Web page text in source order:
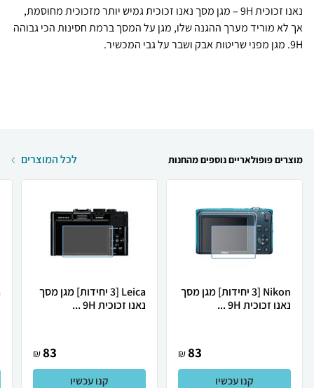
נאנו זכוכית 9H – מגן מסך נאנו זכוכית גמיש יותר מזכוכית מחוסמת,
אך לא מוריד מערך ההגנה שלו, מגן על המסך ברמת חסינות הכי גבוהה
9H. מגן מפני שריטות אבק ושבר על גבי המכשיר.
מוצרים פופולאריים נוספים מהחנות לכל המוצרים
Nikon [3 יחידות] מגן מסך
נאנו זכוכית 9H ...
83
₪
קנו עכשיו
Leica [3 יחידות] מגן מסך
נאנו זכוכית 9H ...
83
₪
קנו עכשיו